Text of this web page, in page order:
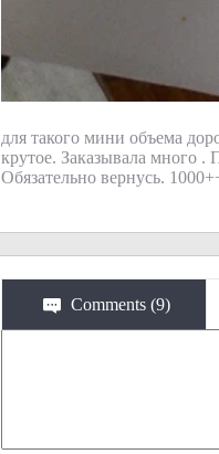
для такого мини объема
крутое. Заказывала много .
Обязательно вернусь.
Comments (9)